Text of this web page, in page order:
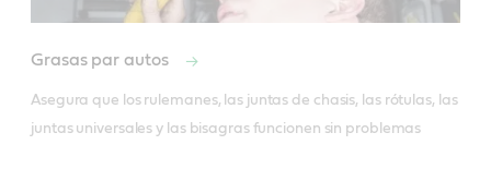
Grasas par autos
Asegura que los rulemanes, las juntas de chasis, las rótulas, las
juntas universales y las bisagras funcionen sin problemas